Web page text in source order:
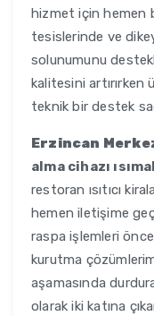
hizmet için hemen
tesislerinde ve
solunumunu
kalitesini artırırken
teknik bir destek
Erzincan
alma cihazı
restoran ısıtıcı
hemen iletişime
raspa işlemleri
kurutma
aşamasında
olarak iki katına